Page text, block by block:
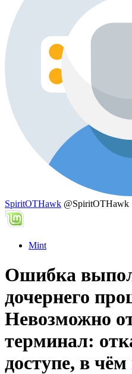
SpiritOTHawk @SpiritOTHawk
Mint
Ошибка
дочернего
Невозможно
терминал:
доступе, в